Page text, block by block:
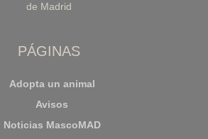
de Madrid
PÁGINAS
Adopta un animal
Avisos
Noticias MascoMAD